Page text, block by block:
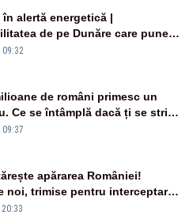
în alertă energetică |
de pe Dunăre care pune
Cernavodă era
09:32
de români primesc un
Ce se întâmplă dacă ți se strică
09:37
apărarea României!
noi, trimise pentru interceptarea
dronelor